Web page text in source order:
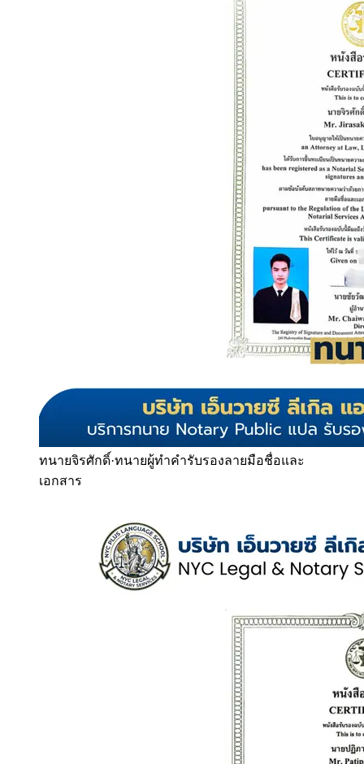
ทนายจิรศักดิ์·ทนายผู้ทำคำรับรองลายมือชื่อและ
เอกสาร